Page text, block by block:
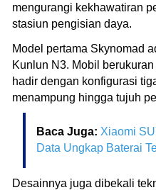
mengurangi kekhawatiran
stasiun pengisian daya.
Model pertama Skynomad
Kunlun N3. Mobil
hadir dengan konfigurasi
menampung hingga tujuh
Baca Juga: Xiaomi
Data Ungkap Baterai
Desainnya juga dibekali